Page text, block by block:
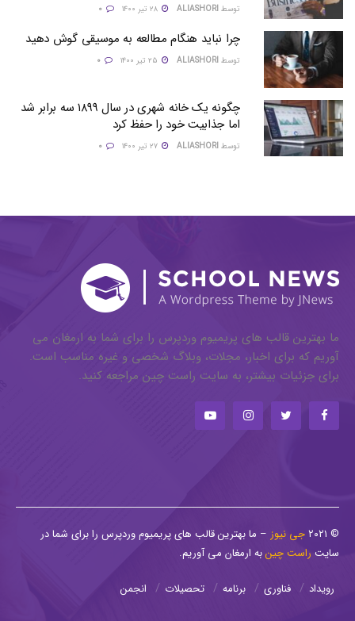
توسط ALIASHORI
چرا نباید هنگام مطالعه به موسیقی گوش دهید
توسط ALIASHORI
چگونه یک خانه شهری در سال ۱۸۹۹ سه برابر شد
اما جذابیت خود را حفظ کرد
توسط ALIASHORI
ما بهترین قالب های پریمیوم وردپرس را برای شما به ارمغان می
آوریم که برای اخبار، مجلات، وبلاگ شخصی و غیره مناسب است.
برای جزئیات بیشتر، به سایت راست چین مراجعه کنید.
© ۲۰۲۱ جی نیوز – ما بهترین قالب های پریمیوم وردپرس را برای شما در
سایت راست چینبه ارمغان می آوریم.
رویداد فناوری برنامه تحصیلات انجمن